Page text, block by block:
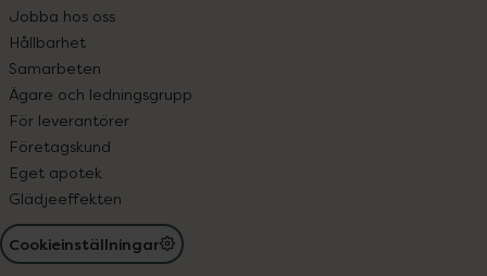
Jobba hos oss
Hållbarhet
Samarbeten
Ägare och ledningsgrupp
För leverantörer
Företagskund
Eget apotek
Glädjeeffekten
Cookieinställningar